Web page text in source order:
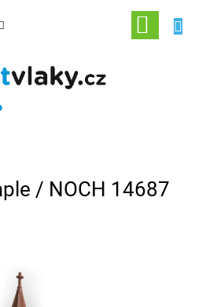
NÁKUPNÍ
KOŠÍK
/ NOCH 14687